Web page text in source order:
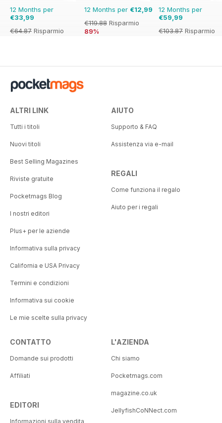
12 Months per
€33,99
€64.87 Risparmio
12 Months per €12,99
€119.88 Risparmio
89%
12 Months per
€59,99
€103.87 Risparmio
ALTRI LINK
Tutti i titoli
Nuovi titoli
Best Selling Magazines
Riviste gratuite
Pocketmags Blog
I nostri editori
Plus+ per le aziende
Informativa sulla privacy
California e USA Privacy
Termini e condizioni
Informativa sui cookie
Le mie scelte sulla privacy
AIUTO
Supporto & FAQ
Assistenza via e-mail
REGALI
Come funziona il regalo
Aiuto per i regali
CONTATTO
Domande sui prodotti
Affiliati
EDITORI
Informazioni sulla vendita
L'AZIENDA
Chi siamo
Pocketmags.com
magazine.co.uk
JellyfishCoNNect.com